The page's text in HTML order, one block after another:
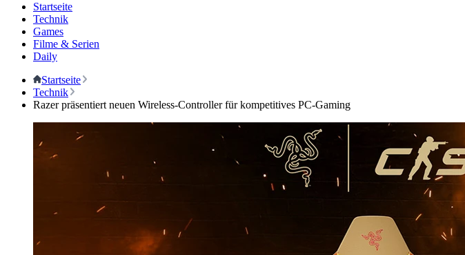
Startseite
Technik
Games
Filme & Serien
Daily
Startseite
Technik
Razer präsentiert neuen Wireless-Controller für kompetitives PC-Gaming